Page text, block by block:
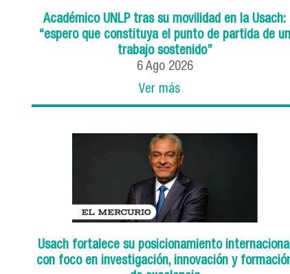
Académico UNLP tras su movilidad en la Usach:
“espero que constituya el punto de partida de un
trabajo sostenido”
6 Ago 2026
Ver más
Usach fortalece su posicionamiento
con foco en investigación, innovación y